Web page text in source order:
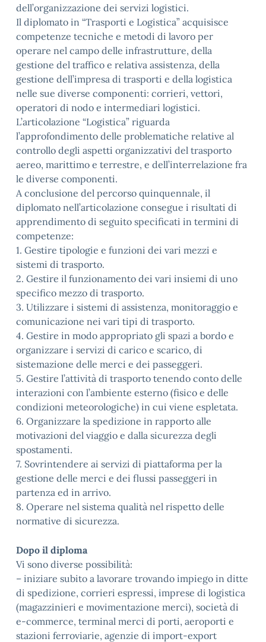
dell’organizzazione dei servizi logistici.
Il diplomato in “Trasporti e Logistica” acquisisce
competenze tecniche e metodi di lavoro per
operare nel campo delle infrastrutture, della
gestione del traffico e relativa assistenza, della
gestione dell’impresa di trasporti e della logistica
nelle sue diverse componenti: corrieri, vettori,
operatori di nodo e intermediari logistici.
L’articolazione “Logistica” riguarda
l’approfondimento delle problematiche relative al
controllo degli aspetti organizzativi del trasporto
aereo, marittimo e terrestre, e dell’interrelazione fra
le diverse componenti.
A conclusione del percorso quinquennale, il
diplomato nell’articolazione consegue i risultati di
apprendimento di seguito specificati in termini di
competenze:
1. Gestire tipologie e funzioni dei vari mezzi e
sistemi di trasporto.
2. Gestire il funzionamento dei vari insiemi di uno
specifico mezzo di trasporto.
3. Utilizzare i sistemi di assistenza, monitoraggio e
comunicazione nei vari tipi di trasporto.
4. Gestire in modo appropriato gli spazi a bordo e
organizzare i servizi di carico e scarico, di
sistemazione delle merci e dei passeggeri.
5. Gestire l’attività di trasporto tenendo conto delle
interazioni con l’ambiente esterno (fisico e delle
condizioni meteorologiche) in cui viene espletata.
6. Organizzare la spedizione in rapporto alle
motivazioni del viaggio e dalla sicurezza degli
spostamenti.
7. Sovrintendere ai servizi di piattaforma per la
gestione delle merci e dei flussi passeggeri in
partenza ed in arrivo.
8. Operare nel sistema qualità nel rispetto delle
normative di sicurezza.
Dopo il diploma
Vi sono diverse possibilità:
– iniziare subito a lavorare trovando impiego in ditte
di spedizione, corrieri espressi, imprese di logistica
(magazzinieri e movimentazione merci), società di
e-commerce, terminal merci di porti, aeroporti e
stazioni ferroviarie, agenzie di import-export